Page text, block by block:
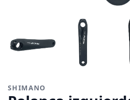
SHIMANO